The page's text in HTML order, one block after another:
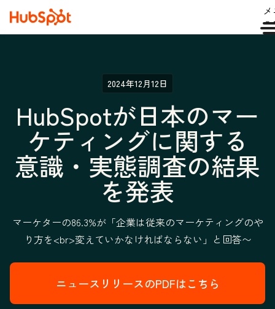
2024年12月12日
HubSpotが日本のマー
ケティングに関する
意識・実態調査の結果
を発表
マーケターの86.3%が「企業は従来のマーケティングのや
り方を<br>変えていかなければならない」と回答〜
ニュースリリースのPDFはこちら